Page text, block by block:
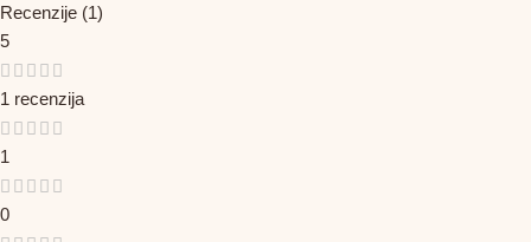
Recenzije (1)
5
1 recenzija
1
0